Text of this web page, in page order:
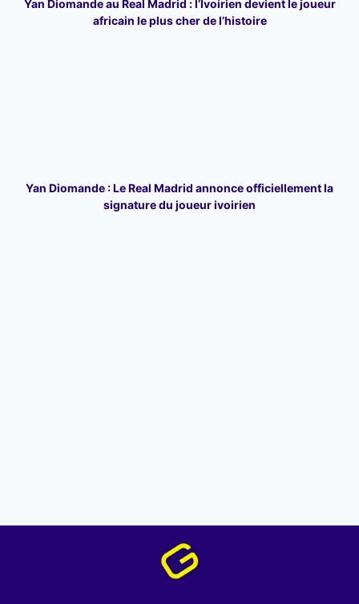
Yan Diomande au Real Madrid : l’Ivoirien devient le joueur
africain le plus cher de l’histoire
Yan Diomande : Le Real Madrid annonce officiellement la
signature du joueur ivoirien